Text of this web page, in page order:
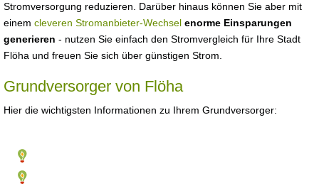
Stromversorgung reduzieren. Darüber hinaus können Sie aber mit
einem cleveren Stromanbieter-Wechsel enorme Einsparungen
generieren - nutzen Sie einfach den Stromvergleich für Ihre Stadt
Flöha und freuen Sie sich über günstigen Strom.
Grundversorger von Flöha
Hier die wichtigsten Informationen zu Ihrem Grundversorger: